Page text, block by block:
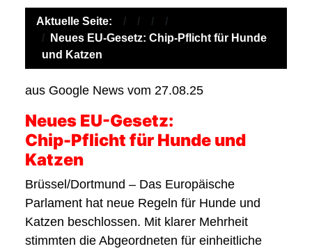
Aktuelle Seite:
Neues EU-Gesetz: Chip-Pflicht für Hunde
und Katzen
aus Google News vom 27.08.25
Neues EU-Gesetz:
Chip-Pflicht für Hunde und
Katzen
Brüssel/Dortmund – Das Europäische
Parlament hat neue Regeln für Hunde und
Katzen beschlossen. Mit klarer Mehrheit
stimmten die Abgeordneten für einheitliche